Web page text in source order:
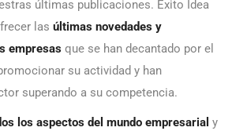
últimas publicaciones. Éxito Idea
las últimas novedades y
empresas que se han decantado por el
su actividad y han
superando a su competencia.
los aspectos del mundo empresarial y